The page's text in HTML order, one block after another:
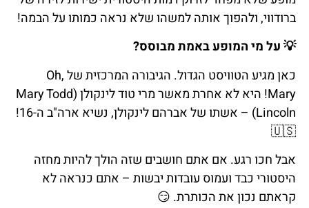
ברודווי, ולהפוך אותה למשהו שלא נראה כמותו על הבמה!
💡 על מי המופע באמת מבוסס?
כאן מגיע הטוויסט הגדול. הגיבורה המרכזית של Oh,
Mary! היא לא אחרת מאשר מרי טוד לינקולן (Mary Todd
Lincoln) – אשתו של אברהם לינקולן, נשיא ארה"ב ה-16!
🇺🇸
אבל חכו רגע. אם אתם חושבים שזה הולך להיות מחזה
היסטורי כבד ועמוס עובדות יבשות – אתם כנראה לא
קראתם נכון את הכותרת. 😏